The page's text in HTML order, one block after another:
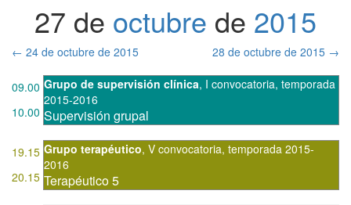
27 de octubre de 2015
← 24 de octubre de 2015 28 de octubre de 2015 →
09.00 Grupo de supervisión clínica, I convocatoria, temporada
2015-2016
Supervisión grupal
10.00
19.15 Grupo terapéutico, V convocatoria, temporada 2015-
2016
Terapéutico 5
20.15